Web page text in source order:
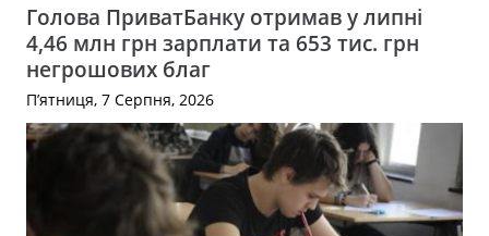
Голова ПриватБанку отримав у липні
4,46 млн грн зарплати та 653 тис. грн
негрошових благ
П’ятниця, 7 Серпня, 2026